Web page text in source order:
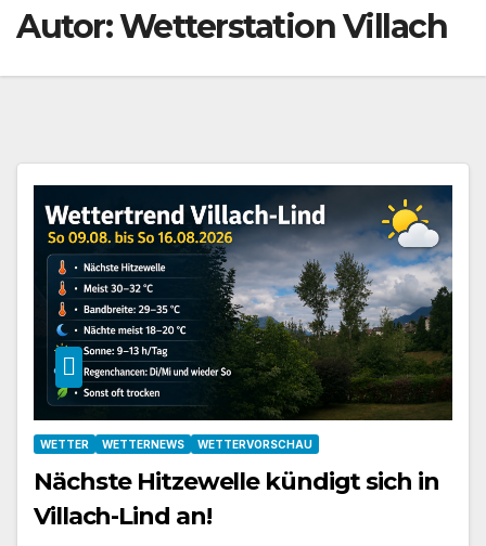
Autor:Wetterstation Villach
WETTER WETTERNEWS WETTERVORSCHAU
Nächste Hitzewelle kündigt sich in
Villach-Lind an!